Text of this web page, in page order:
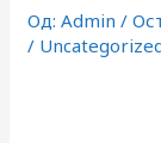
Од: Admin/
/